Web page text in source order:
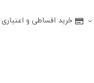
خرید اقساطی و اعتباری